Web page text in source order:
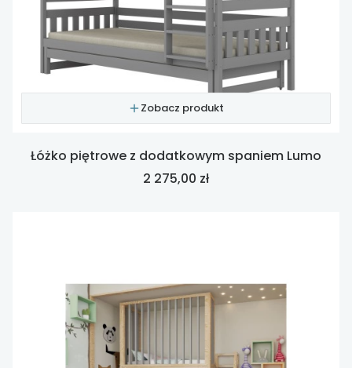
Zobacz produkt
Łóżko piętrowe z dodatkowym spaniem Lumo
Cena
2 275,00 zł